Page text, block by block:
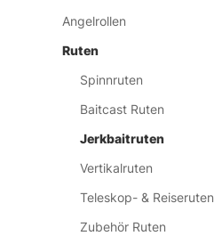
Angelrollen
Ruten
Spinnruten
Baitcast Ruten
Jerkbaitruten
Vertikalruten
Teleskop- & Reiseruten
Zubehör Ruten